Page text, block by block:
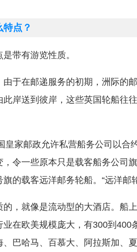
特点？
带有游览性质。
由于在邮递服务的初期，洲际的
岸送到彼岸，这些英国轮船往
皇家邮政允许私营船务公司以合
令一些原本只是载客船务公司
的载客远洋邮务轮船。“远洋邮
，就像是流动型的大酒店。船
在欧美规模庞大，有300到400
巴哈马、百慕大、阿拉斯加、